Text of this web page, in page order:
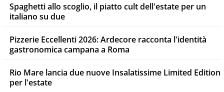
Spaghetti allo scoglio, il piatto cult dell'estate per un
italiano su due
Pizzerie Eccellenti 2026: Ardecore racconta l'identità
gastronomica campana a Roma
Rio Mare lancia due nuove Insalatissime Limited Edition
per l'estate